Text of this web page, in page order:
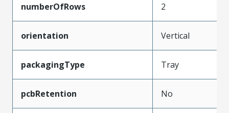
numberOfRows 2
orientation Vertical
packagingType Tray
pcbRetention No